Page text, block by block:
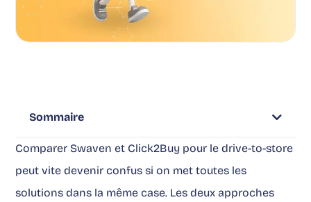
Sommaire
Comparer Swaven et Click2Buy pour le drive-to-store
peut vite devenir confus si on met toutes les
solutions dans la même case. Les deux approches